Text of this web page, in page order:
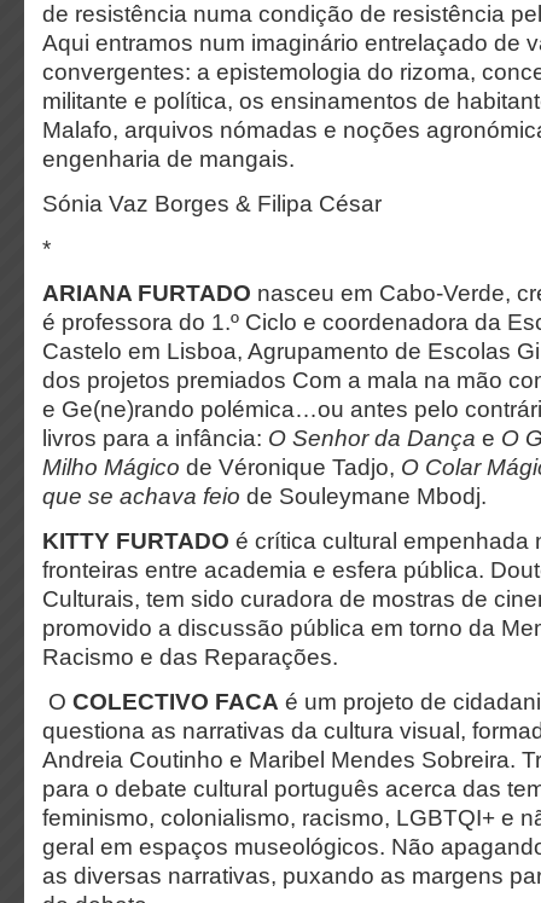
de resistência numa condição de resistência
Aqui entramos num imaginário entrelaçado de
convergentes: a epistemologia do rizoma,
militante e política, os ensinamentos de
Malafo, arquivos nómadas e noções
engenharia de mangais.
Sónia Vaz Borges & Filipa César
*
ARIANA FURTADO nasceu em Cabo-Verde,
é professora do 1.º Ciclo e coordenadora da
Castelo em Lisboa, Agrupamento de Escolas
dos projetos premiados Com a mala na mão
e Ge(ne)rando polémica…ou antes pelo
livros para a infância: O Senhor da Dança e O
Milho Mágico de Véronique Tadjo, O Colar
que se achava feio de Souleymane Mbodj.
KITTY FURTADO é crítica cultural empenhada
fronteiras entre academia e esfera pública.
Culturais, tem sido curadora de mostras de
promovido a discussão pública em torno da
Racismo e das Reparações.
O COLECTIVO FACA é um projeto de
questiona as narrativas da cultura visual,
Andreia Coutinho e Maribel Mendes Sobreira.
para o debate cultural português acerca das
feminismo, colonialismo, racismo, LGBTQI+ e
geral em espaços museológicos. Não
as diversas narrativas, puxando as margens